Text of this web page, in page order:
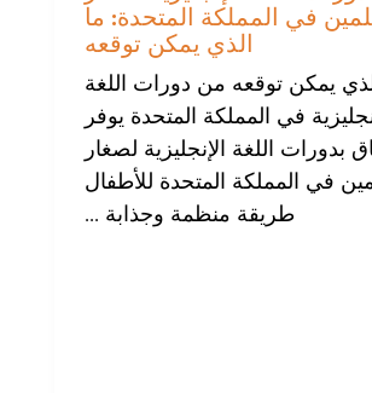
في المملكة المتحدة: ما
الذي يمكن توقعه
يمكن توقعه من دورات اللغة
في المملكة المتحدة يوفر
بدورات اللغة الإنجليزية لصغار
في المملكة المتحدة للأطفال
طريقة منظمة وجذابة ...